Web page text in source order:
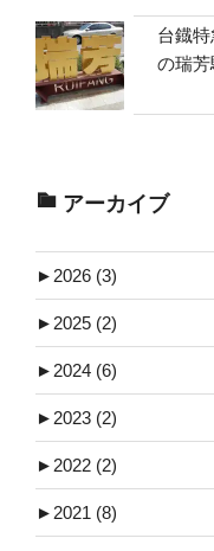
台鐡
の瑞芳
アーカイブ
► 2026 (3)
► 2025 (2)
► 2024 (6)
► 2023 (2)
► 2022 (2)
► 2021 (8)